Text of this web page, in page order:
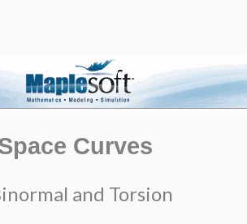
Curves
and Torsion